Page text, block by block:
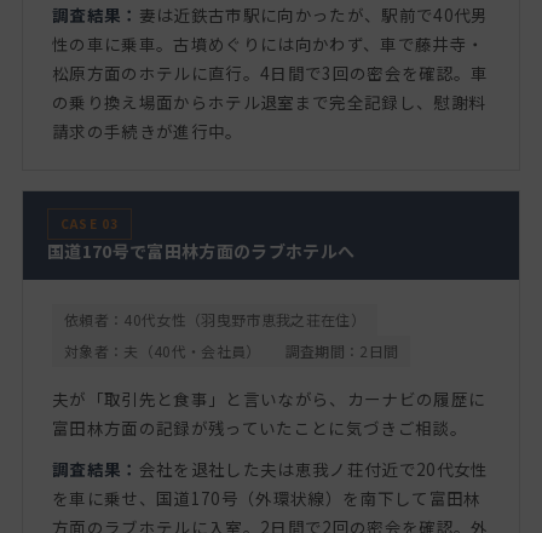
調査結果： 妻は近鉄古市駅に向かったが、駅前で40代男
性の車に乗車。古墳めぐりには向かわず、車で藤井寺・
松原方面のホテルに直行。4日間で3回の密会を確認。車
の乗り換え場面からホテル退室まで完全記録し、慰謝料
請求の手続きが進行中。
CASE 03
国道170号で富田林方面のラブホテルへ
依頼者：40代女性（羽曳野市恵我之荘在住）
対象者：夫（40代・会社員）
調査期間：2日間
夫が「取引先と食事」と言いながら、カーナビの履歴に
富田林方面の記録が残っていたことに気づきご相談。
調査結果： 会社を退社した夫は恵我ノ荘付近で20代女性
を車に乗せ、国道170号（外環状線）を南下して富田林
方面のラブホテルに入室。2日間で2回の密会を確認。外